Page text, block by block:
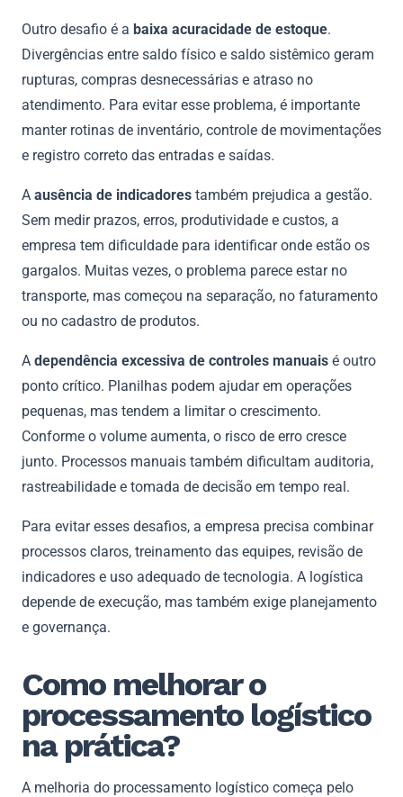
Outro desafio é a baixa acuracidade de estoque.
Divergências entre saldo físico e saldo sistêmico geram
rupturas, compras desnecessárias e atraso no
atendimento. Para evitar esse problema, é importante
manter rotinas de inventário, controle de movimentações
e registro correto das entradas e saídas.
A ausência de indicadores também prejudica a gestão.
Sem medir prazos, erros, produtividade e custos, a
empresa tem dificuldade para identificar onde estão os
gargalos. Muitas vezes, o problema parece estar no
transporte, mas começou na separação, no faturamento
ou no cadastro de produtos.
A dependência excessiva de controles manuais é outro
ponto crítico. Planilhas podem ajudar em operações
pequenas, mas tendem a limitar o crescimento.
Conforme o volume aumenta, o risco de erro cresce
junto. Processos manuais também dificultam auditoria,
rastreabilidade e tomada de decisão em tempo real.
Para evitar esses desafios, a empresa precisa combinar
processos claros, treinamento das equipes, revisão de
indicadores e uso adequado de tecnologia. A logística
depende de execução, mas também exige planejamento
e governança.
Como melhorar o
processamento logístico
na prática?
A melhoria do processamento logístico começa pelo